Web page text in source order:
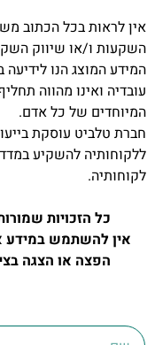
אין לראות בכל הכתוב
השקעות ו/או שיווק
המידע המוצג הנו
עובדיה ואינו מהווה
המיוחדים של כל אדם.
חברת טלביט עוסקת
ללקוחותיה להשקיע
לקוחותיה.
כל הזכויות
אין להשתמש
הפצה או הצגה